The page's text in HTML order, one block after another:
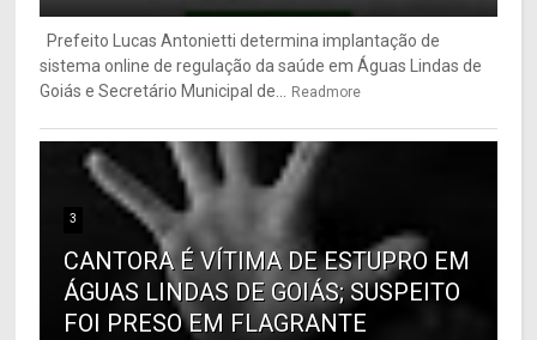
Prefeito Lucas Antonietti determina implantação de
sistema online de regulação da saúde em Águas Lindas de
Goiás e Secretário Municipal de... Readmore
3
CANTORA É VÍTIMA DE ESTUPRO EM
ÁGUAS LINDAS DE GOIÁS; SUSPEITO
FOI PRESO EM FLAGRANTE